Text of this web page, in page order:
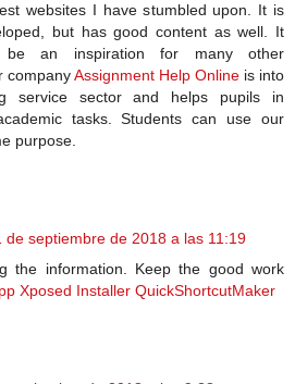
websites I have stumbled upon. It is
but has good content as well. It
an inspiration for many other
companyAssignment Help Online is into
service sector and helps pupils in
tasks. Students can use our
purpose.
de septiembre de 2018 a las 11:19
the information. Keep the good work
Xposed Installer QuickShortcutMaker